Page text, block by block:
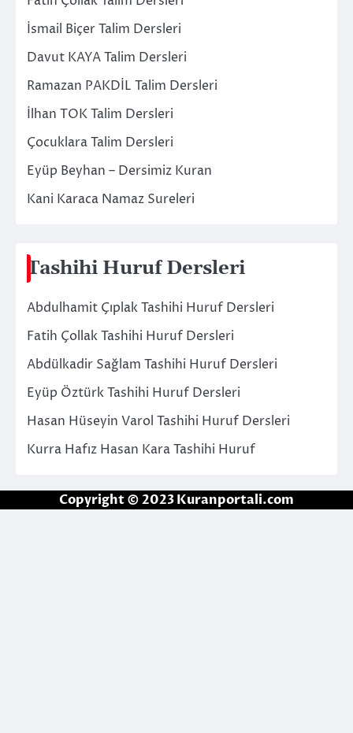
İsmail Biçer Talim Dersleri
Davut KAYA Talim Dersleri
Ramazan PAKDİL Talim Dersleri
İlhan TOK Talim Dersleri
Çocuklara Talim Dersleri
Eyüp Beyhan – Dersimiz Kuran
Kani Karaca Namaz Sureleri
Tashihi Huruf Dersleri
Abdulhamit Çıplak Tashihi Huruf Dersleri
Fatih Çollak Tashihi Huruf Dersleri
Abdülkadir Sağlam Tashihi Huruf Dersleri
Eyüp Öztürk Tashihi Huruf Dersleri
Hasan Hüseyin Varol Tashihi Huruf Dersleri
Kurra Hafız Hasan Kara Tashihi Huruf
Copyright © 2023 Kuranportali.com